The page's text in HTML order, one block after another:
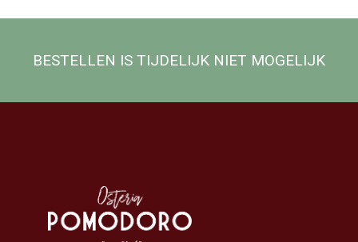
BESTELLEN IS TIJDELIJK NIET MOGELIJK